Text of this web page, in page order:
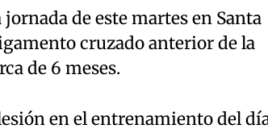
de este martes en Santa
cruzado anterior de la
de 6 meses.
en el entrenamiento del